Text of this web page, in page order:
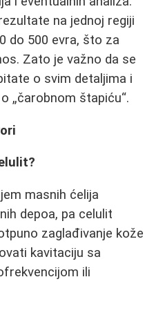
na jednoj regiji
do 500 evra, što za
Zato je važno da se
o svim detaljima i
„čarobnom štapiću“.
masnih ćelija
depoa, pa celulit
zaglađivanje kože
kavitaciju sa
ili